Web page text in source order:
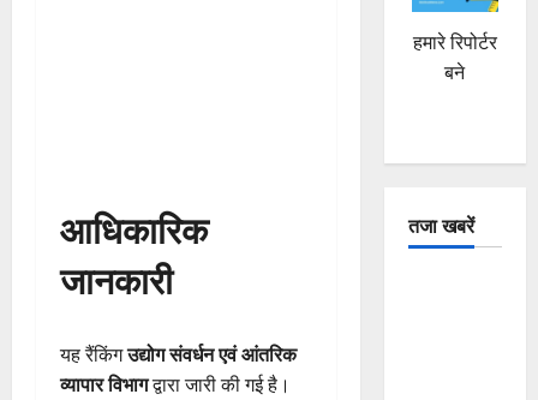
आधिकारिक
जानकारी
यह रैंकिंगउद्योग संवर्धन एवं आंतरिक
व्यापार विभागद्वारा जारी की गई है।
हमारे रिपोर्टर
बने
तजा खबरें